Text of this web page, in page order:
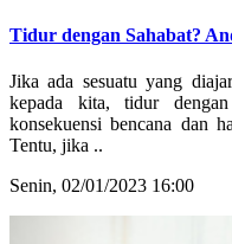
Tidur dengan Sahabat?
Jika ada sesuatu yang
kepada kita, tidur
konsekuensi bencana dan
Tentu, jika ..
Senin, 02/01/2023 16:00